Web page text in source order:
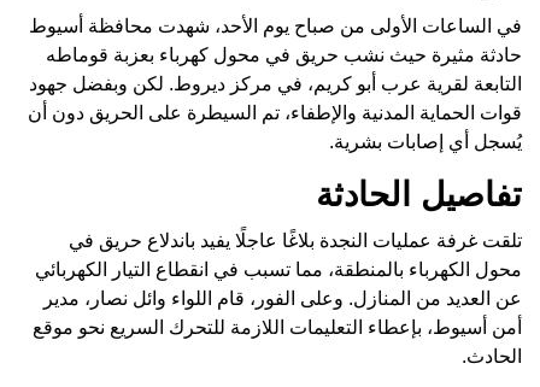
في الساعات الأولى من صباح يوم الأحد، شهدت محافظة أسيوط
حادثة مثيرة حيث نشب حريق في محول كهرباء بعزبة قوماطه
التابعة لقرية عرب أبو كريم، في مركز ديروط. لكن وبفضل جهود
قوات الحماية المدنية والإطفاء، تم السيطرة على الحريق دون أن
يُسجل أي إصابات بشرية.
تفاصيل الحادثة
تلقت غرفة عمليات النجدة بلاغًا عاجلًا يفيد باندلاع حريق في
محول الكهرباء بالمنطقة، مما تسبب في انقطاع التيار الكهربائي
عن العديد من المنازل. وعلى الفور، قام اللواء وائل نصار، مدير
أمن أسيوط، بإعطاء التعليمات اللازمة للتحرك السريع نحو موقع
الحادث.